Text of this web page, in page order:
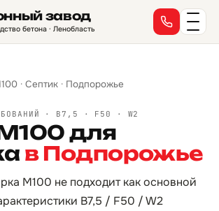
завод
бетона · Ленобласть
· Септик · Подпорожье
· B7,5 · F50 · W2
для
в Подпорожье
М100 не подходит как основной
B7,5 / F50 / W2